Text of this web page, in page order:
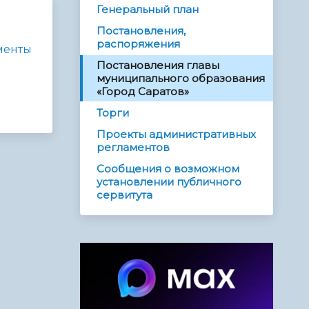
Генеральный план
Постановления,
распоряжения
Постановления главы
муниципального образования
«Город Саратов»
Торги
Проекты административных
регламентов
Сообщения о возможном
установлении публичного
сервитута